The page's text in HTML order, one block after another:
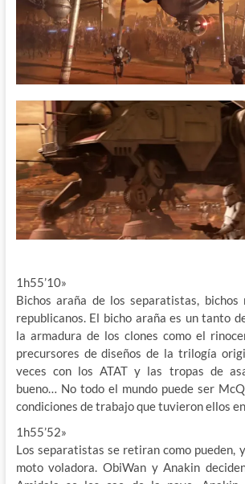
1h55’10»
Bichos araña de los separatistas, bichos
republicanos. El bicho araña es un tanto
la armadura de los clones como el
precursores de diseños de la trilogía
veces con los ATAT y las tropas de
bueno… No todo el mundo puede ser
condiciones de trabajo que tuvieron ellos
1h55’52»
Los separatistas se retiran como pueden,
moto voladora. ObiWan y Anakin